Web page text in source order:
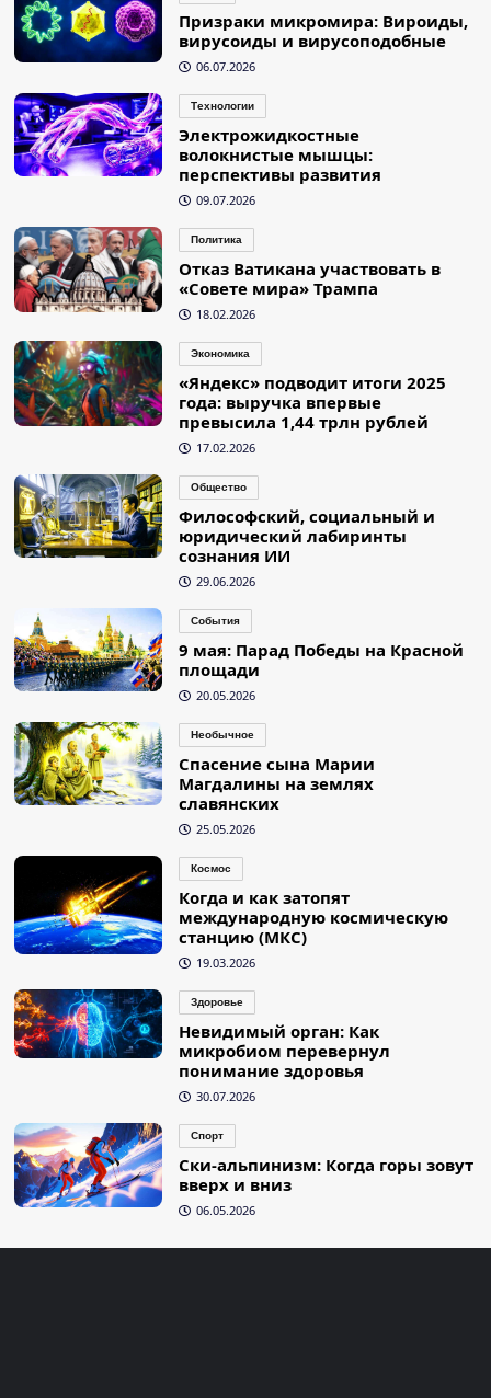
Призраки микромира: Вироиды,
вирусоиды и вирусоподобные
06.07.2026
Технологии
Электрожидкостные
волокнистые мышцы:
перспективы развития
09.07.2026
Политика
Отказ Ватикана участвовать в
«Совете мира» Трампа
18.02.2026
Экономика
«Яндекс» подводит итоги 2025
года: выручка впервые
превысила 1,44 трлн рублей
17.02.2026
Общество
Философский, социальный и
юридический лабиринты
сознания ИИ
29.06.2026
События
9 мая: Парад Победы на Красной
площади
20.05.2026
Необычное
Спасение сына Марии
Магдалины на землях
славянских
25.05.2026
Космос
Когда и как затопят
международную космическую
станцию (МКС)
19.03.2026
Здоровье
Невидимый орган: Как
микробиом перевернул
понимание здоровья
30.07.2026
Спорт
Ски-альпинизм: Когда горы зовут
вверх и вниз
06.05.2026